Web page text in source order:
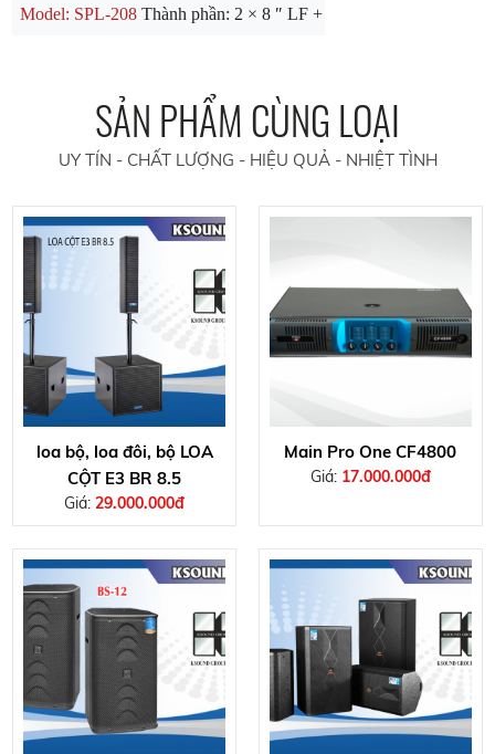
Model: SPL-208 Thành phần: 2 × 8 ″ LF + 1 × 3 HF Đáp ứng tần
SẢN PHẨM CÙNG LOẠI
UY TÍN - CHẤT LƯỢNG - HIỆU QUẢ - NHIỆT TÌNH
loa bộ, loa đôi, bộ LOA
CỘT E3 BR 8.5
Giá:29.000.000đ
Main Pro One CF4800
Giá: 17.000.000đ